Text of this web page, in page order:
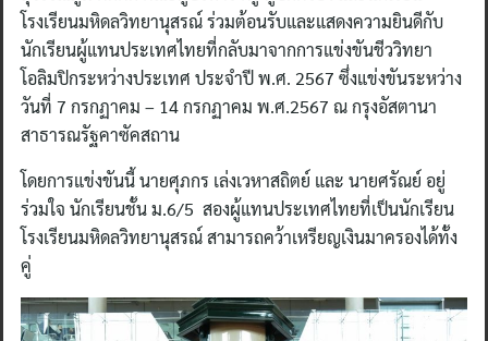
โรงเรียนมหิดลวิทยานุสรณ์ ร่วมต้อนรับและแสดงความยินดีกับ
นักเรียนผู้แทนประเทศไทยที่กลับมาจากการแข่งขันชีววิทยา
โอลิมปิกระหว่างประเทศ ประจำปี พ.ศ. 2567 ซึ่งแข่งขันระหว่าง
วันที่ 7 กรกฏาคม – 14 กรกฏาคม พ.ศ.2567 ณ กรุงอัสตานา
สาธารณรัฐคาซัคสถาน
โดยการแข่งขันนี้ นายศุภกร เล่งเวหาสถิตย์ และ นายศรัณย์ อยู่
ร่วมใจ นักเรียนชั้น ม.6/5 สองผู้แทนประเทศไทยที่เป็นนักเรียน
โรงเรียนมหิดลวิทยานุสรณ์ สามารถคว้าเหรียญเงินมาครองได้ทั้ง
คู่